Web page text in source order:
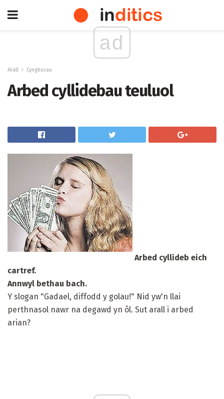
ad
Arall Cynghorau
Arbed cyllidebau teuluol
Arbed cyllideb eich
cartref.
Annwyl bethau bach.
Y slogan "Gadael, diffodd y golau!" Nid yw'n llai
perthnasol nawr na degawd yn ôl. Sut arall i arbed
arian?